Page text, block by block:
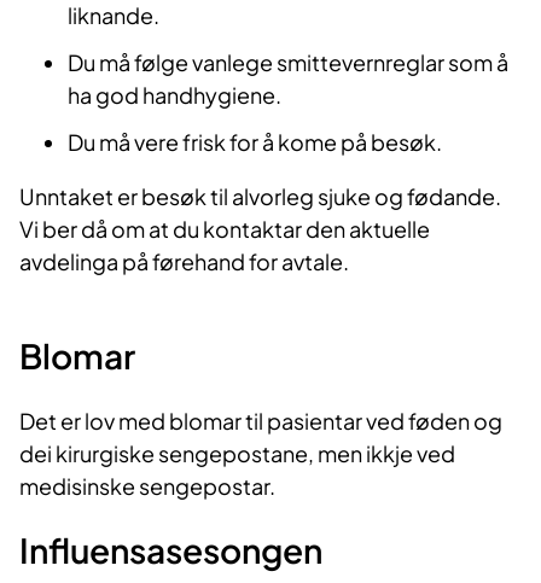
liknande.
Du må følge vanlege smittevernreglar som å
ha god handhygiene.
Du må vere frisk for å kome på besøk​​.
Unnt​aket er besøk til alvorleg sjuke og fødande.
Vi ber då om at du kontaktar den aktuelle
avdelinga på førehand for avtale.
Blo​mar
Det er lov med blomar til pasientar ved føden og
dei kirurgiske sengepostane, men ikkje ved
medisinske sengepostar.
Influensasesongen